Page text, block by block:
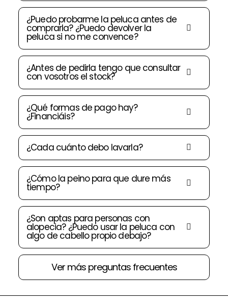
¿Puedo probarme la peluca antes de
comprarla? ¿Puedo devolver la
peluca si no me convence?
¿Antes de pedirla tengo que consultar
con vosotros el stock?
¿Qué formas de pago hay?
¿Financiáis?
¿Cada cuánto debo lavarla?
¿Cómo la peino para que dure más
tiempo?
¿Son aptas para personas con
alopecia? ¿Puedo usar la peluca con
algo de cabello propio debajo?
Ver más preguntas frecuentes